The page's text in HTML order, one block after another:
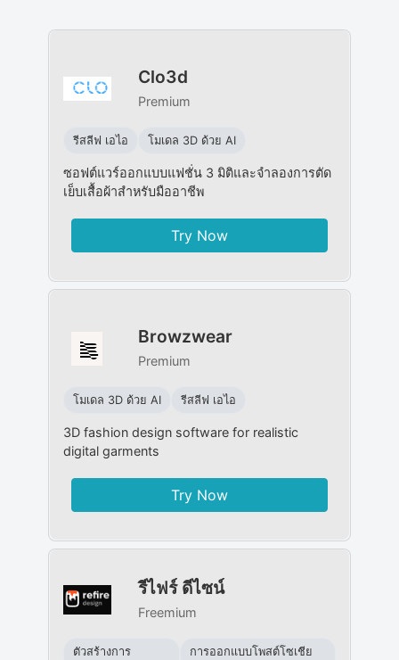
Clo3d
Premium
รีสลีฟ เอไอ โมเดล 3D ด้วย AI
ซอฟต์แวร์ออกแบบแฟชั่น 3 มิติและจำลองการตัด
เย็บเสื้อผ้าสำหรับมืออาชีพ
Try Now
Browzwear
Premium
โมเดล 3D ด้วย AI รีสลีฟ เอไอ
3D fashion design software for realistic
digital garments
Try Now
รีไฟร์ ดีไซน์
Freemium
ตัวสร้างการ
การออกแบบโพสต์โซเชีย